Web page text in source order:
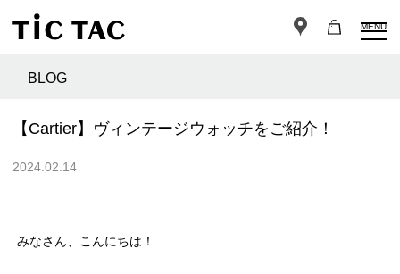
MENU
BLOG
【Cartier】ヴィンテージウォッチをご紹介！
2024.02.14
みなさん、こんにちは！